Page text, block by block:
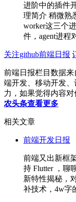
进阶中的插件
理简介 稍微熟
worker这三个
件，agent进程
关注github前端日报
前端日报栏目数据来
端开发、移动开发
力，如果觉得内容对
农头条查看更多
相关文章
前端开发日报
前端又出新框
持 Flutter ，聊
新特性揭秘，
补技术，4w字